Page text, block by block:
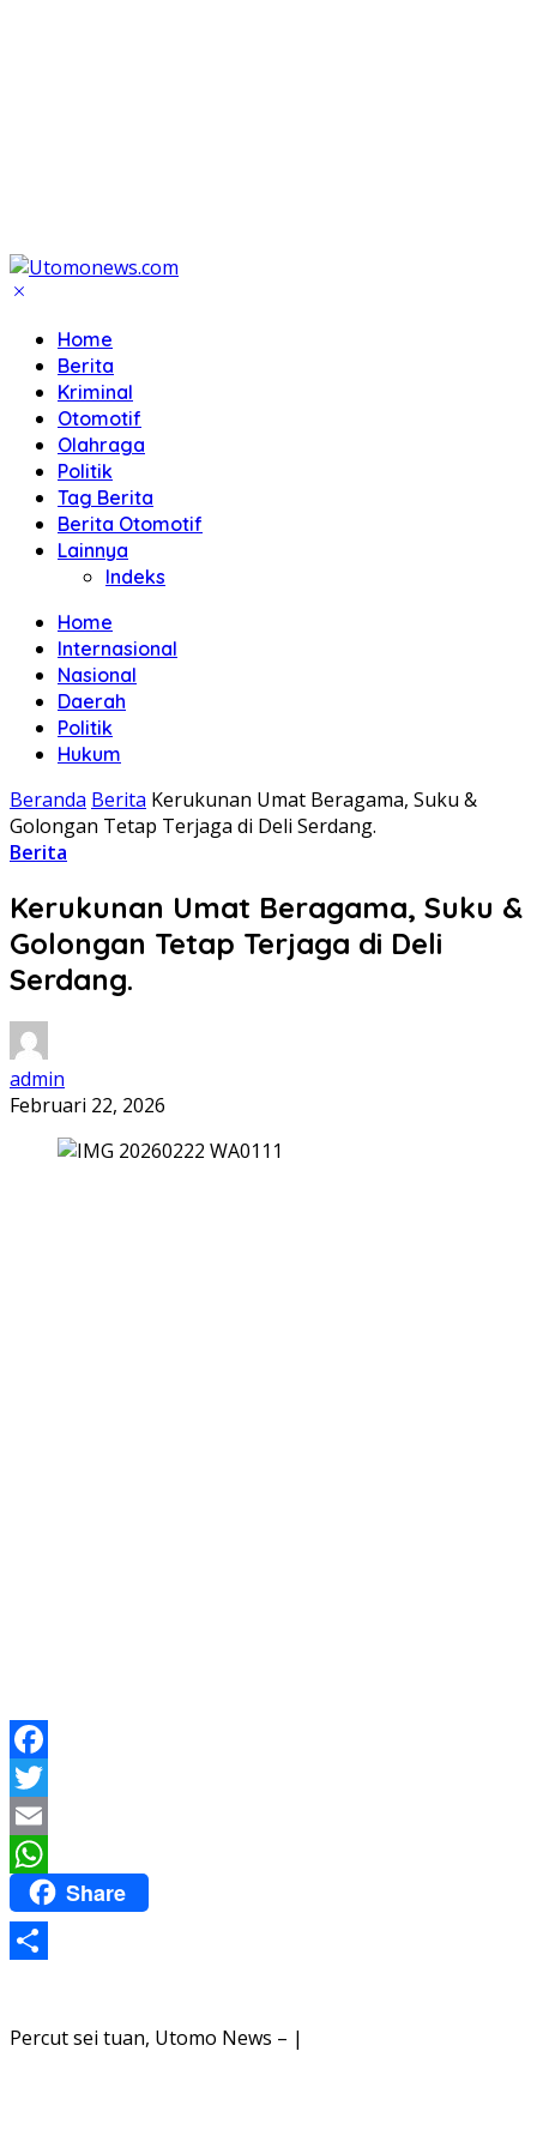
Home
Berita
Kriminal
Otomotif
Olahraga
Politik
Tag Berita
Berita Otomotif
Lainnya
Indeks
Home
Internasional
Nasional
Daerah
Politik
Hukum
Beranda Berita Kerukunan Umat Beragama, Suku &
Golongan Tetap Terjaga di Deli Serdang.
Berita
Kerukunan Umat Beragama, Suku &
Golongan Tetap Terjaga di Deli
Serdang.
admin
Februari 22, 2026
Facebook
Twitter
Email
WhatsApp
Share
Percut sei tuan, Utomo News – |